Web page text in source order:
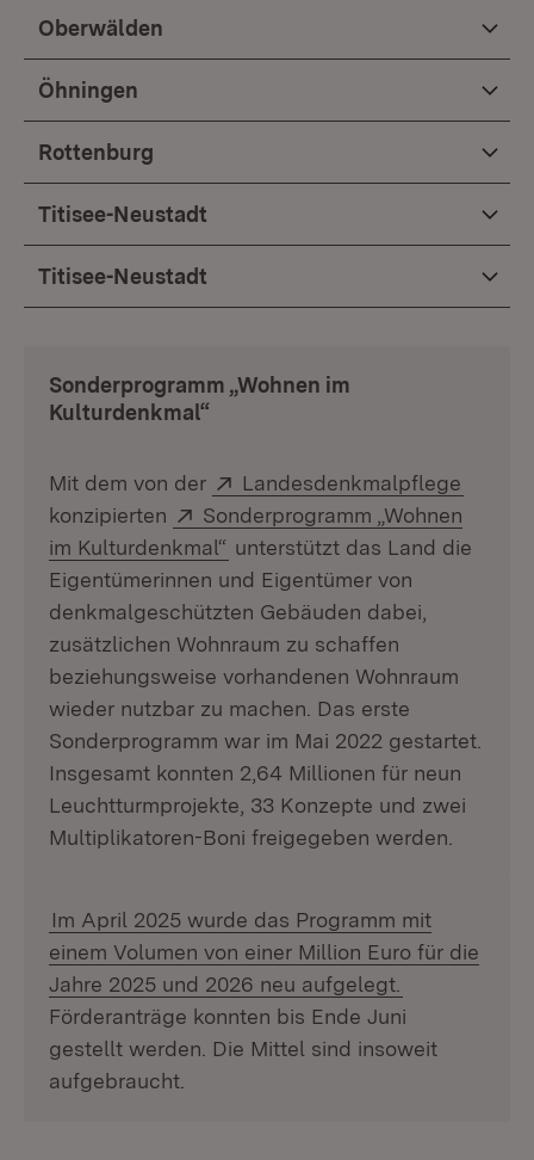
Oberwälden
Öhningen
Rottenburg
Titisee-Neustadt
Titisee-Neustadt
Sonderprogramm „Wohnen im
Kulturdenkmal“
Mit dem von der Extern:
Landesdenkmalpflege
konzipierten
Extern:
Sonderprogramm „Wohnen
im Kulturdenkmal“ (Öffnet in neuem Fenster)
unterstützt das Land die
Eigentümerinnen und Eigentümer von
denkmalgeschützten Gebäuden dabei,
zusätzlichen Wohnraum zu schaffen
beziehungsweise vorhandenen Wohnraum
wieder nutzbar zu machen. Das erste
Sonderprogramm war im Mai 2022 gestartet.
Insgesamt konnten 2,64 Millionen für neun
Leuchtturmprojekte, 33 Konzepte und zwei
Multiplikatoren-Boni freigegeben werden.
Im April 2025 wurde das Programm mit
einem Volumen von einer Million Euro für die
Jahre 2025 und 2026 neu aufgelegt.
Förderanträge konnten bis Ende Juni
gestellt werden. Die Mittel sind insoweit
aufgebraucht.